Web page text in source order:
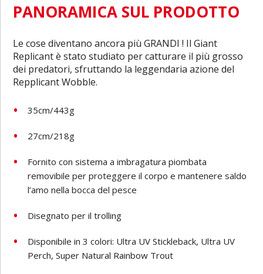
PANORAMICA SUL PRODOTTO
Le cose diventano ancora più GRANDI ! Il Giant
Replicant è stato studiato per catturare il più grosso
dei predatori, sfruttando la leggendaria azione del
Repplicant Wobble.
35cm/443g
27cm/218g
Fornito con sistema a imbragatura piombata
removibile per proteggere il corpo e mantenere saldo
l’amo nella bocca del pesce
Disegnato per il trolling
Disponibile in 3 colori: Ultra UV Stickleback, Ultra UV
Perch, Super Natural Rainbow Trout